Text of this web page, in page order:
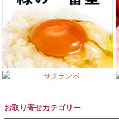
お取り寄せカテゴリー